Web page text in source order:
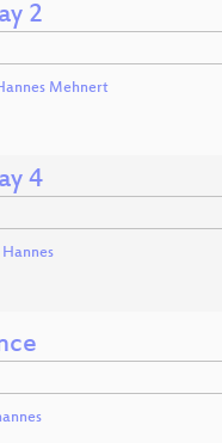
2
Mehnert
4
Hannes